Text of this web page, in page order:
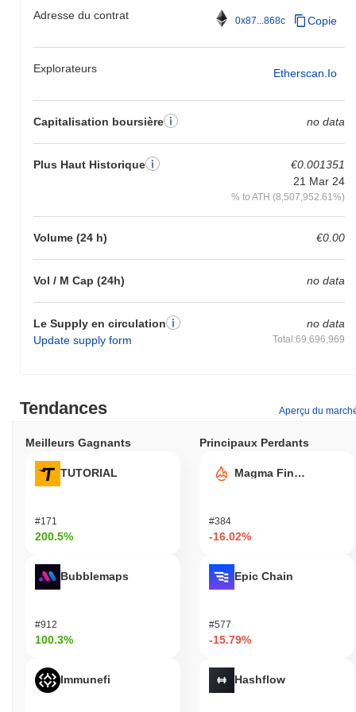
Adresse du contrat 0x87...868c Copie
Explorateurs Etherscan.io
Capitalisation boursière no data
Plus Haut Historique
€0.001351
21 Mar 24
% to ATH (8,507,952.61%)
Volume (24 h) €0.00
Vol / M Cap (24h) no data
Le Supply en circulation
Update supply form
no data
Total:69,696,969
Tendances Aperçu du
Meilleurs Gagnants
TUTORIAL
#171
200.5%
Bubblemaps
#912
100.3%
Immunefi
Principaux Perdants
Magma Finance
#384
-16.02%
Epic Chain
#577
-15.79%
Hashflow